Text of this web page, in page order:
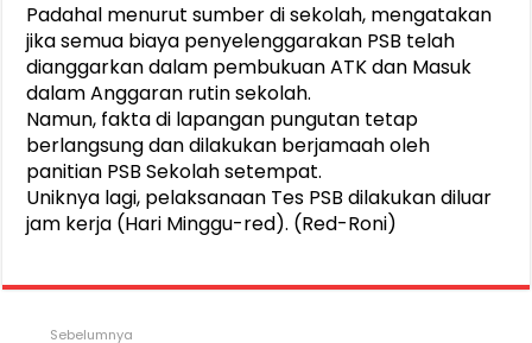
Padahal menurut sumber di sekolah, mengatakan
jika semua biaya penyelenggarakan PSB telah
dianggarkan dalam pembukuan ATK dan Masuk
dalam Anggaran rutin sekolah.
Namun, fakta di lapangan pungutan tetap
berlangsung dan dilakukan berjamaah oleh
panitian PSB Sekolah setempat.
Uniknya lagi, pelaksanaan Tes PSB dilakukan diluar
jam kerja (Hari Minggu-red). (Red-Roni)
Sebelumnya